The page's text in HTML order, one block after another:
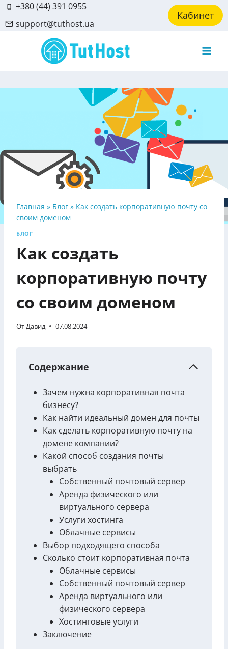
Skip
to
content
+380 (44) 391 0955
support@tuthost.ua
Кабинет
Главная » Блог » Как создать корпоративную почту со
своим доменом
БЛОГ
Как создать
корпоративную почту
со своим доменом
ОтДавид 07.08.2024
Содержание
Зачем нужна корпоративная почта
бизнесу?
Как найти идеальный домен для почты
Как сделать корпоративную почту на
домене компании?
Какой способ создания почты
выбрать
Собственный почтовый сервер
Аренда физического или
виртуального сервера
Услуги хостинга
Облачные сервисы
Выбор подходящего способа
Сколько стоит корпоративная почта
Облачные сервисы
Собственный почтовый сервер
Аренда виртуального или
физического сервера
Хостинговые услуги
Заключение